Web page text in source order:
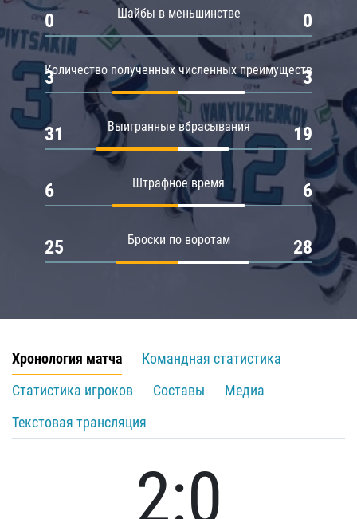
Шайбы в меньшинстве
0 0
Количество полученных численных преимуществ
3 3
Выигранные вбрасывания
31 19
Штрафное время
6 6
Броски по воротам
25 28
Хронология матча
Командная статистика
Статистика игроков
Составы
Медиа
Текстовая трансляция
2:0